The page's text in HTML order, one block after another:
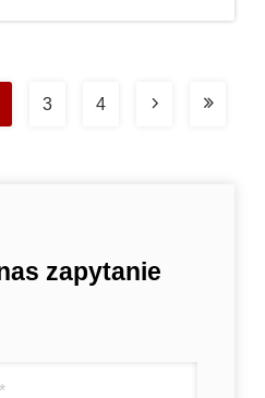
3 4
zapytanie